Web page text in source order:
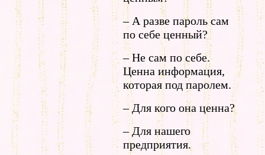
– А разве пароль сам
по себе ценный?
– Не сам по себе.
Ценна информация,
которая под паролем.
– Для кого она ценна?
– Для нашего
предприятия.